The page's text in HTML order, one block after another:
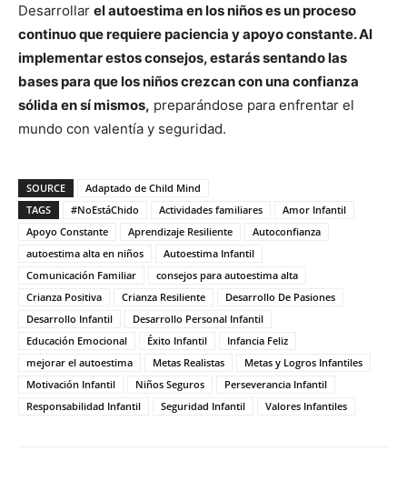
Desarrollar el autoestima en los niños es un proceso
continuo que requiere paciencia y apoyo constante. Al
implementar estos consejos, estarás sentando las
bases para que los niños crezcan con una confianza
sólida en sí mismos, preparándose para enfrentar el
mundo con valentía y seguridad.
SOURCE
Adaptado de Child Mind
TAGS
#NoEstáChido Actividades familiares
Amor Infantil
Apoyo Constante
Aprendizaje Resiliente
Autoconfianza
autoestima alta en niños
Autoestima Infantil
Comunicación Familiar
consejos para autoestima alta
Crianza Positiva
Crianza Resiliente
Desarrollo De Pasiones
Desarrollo Infantil
Desarrollo Personal Infantil
Educación Emocional
Éxito Infantil
Infancia Feliz
mejorar el autoestima
Metas Realistas
Metas y Logros Infantiles
Motivación Infantil
Niños Seguros
Perseverancia Infantil
Responsabilidad Infantil
Seguridad Infantil Valores Infantiles